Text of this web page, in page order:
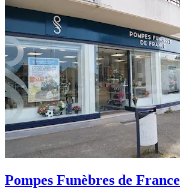
Pompes Funèbres de France